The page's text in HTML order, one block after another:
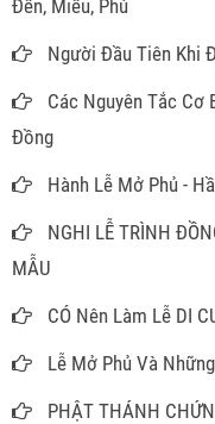
Đền, Miếu, Phủ
Người Đầu Tiên Khi
Các Nguyên Tắc Cơ
Đồng
Hành Lễ Mở Phủ -
NGHI LỄ TRÌNH
MẪU
CÓ Nên Làm Lễ DI
Lễ Mở Phủ Và
PHẬT THÁNH